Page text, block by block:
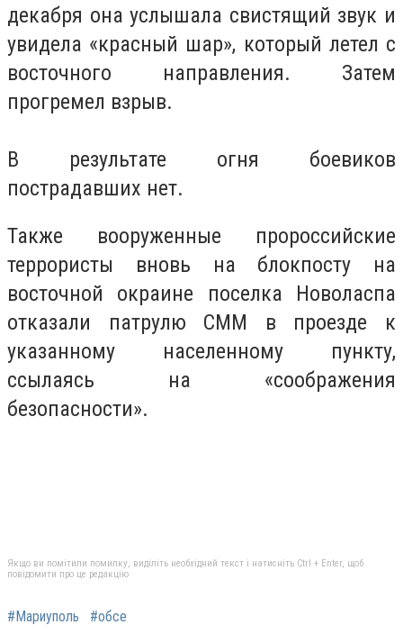
декабря она услышала свистящий звук и
увидела «красный шар», который летел с
восточного направления. Затем
прогремел взрыв.
В результате огня боевиков
пострадавших нет.
Также вооруженные пророссийские
террористы вновь на блокпосту на
восточной окраине поселка Новоласпа
отказали патрулю СММ в проезде к
указанному населенному пункту,
ссылаясь на «соображения
безопасности».
Якщо ви помітили помилку, виділіть необхідний текст і натисніть Ctrl + Enter, щоб
повідомити про це редакцію
#Мариуполь #обсе